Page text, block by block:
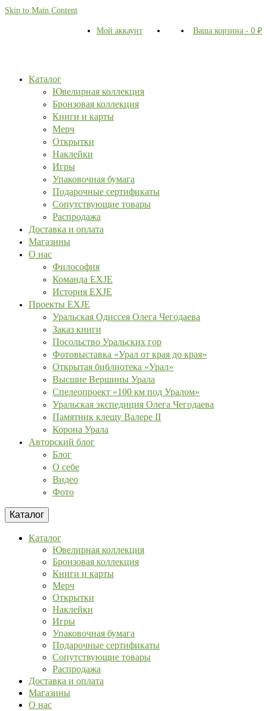
Skip to Main Content
Мой аккаунт Ваша корзина - 0 ₽
Каталог
Ювелирная коллекция
Бронзовая коллекция
Книги и карты
Мерч
Открытки
Наклейки
Игры
Упаковочная бумага
Подарочные сертификаты
Сопутствующие товары
Распродажа
Доставка и оплата
Магазины
О нас
Философия
Команда EXJE
История EXJE
Проекты EXJE
Уральская Одиссея Олега Чегодаева
Заказ книги
Посольство Уральских гор
Фотовыставка «Урал от края до края»
Открытая библиотека «Урал»
Высшие Вершины Урала
Спелеопроект «100 км под Уралом»
Уральская экспедиция Олега Чегодаева
Памятник клещу Валере II
Корона Урала
Авторский блог
Блог
О себе
Видео
Фото
Каталог
Каталог
Ювелирная коллекция
Бронзовая коллекция
Книги и карты
Мерч
Открытки
Наклейки
Игры
Упаковочная бумага
Подарочные сертификаты
Сопутствующие товары
Распродажа
Доставка и оплата
Магазины
О нас